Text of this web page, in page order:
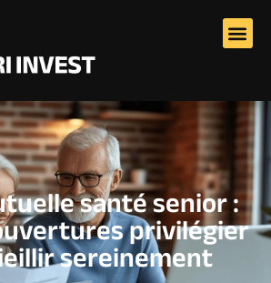
santé senior :
privilégier
sereinement